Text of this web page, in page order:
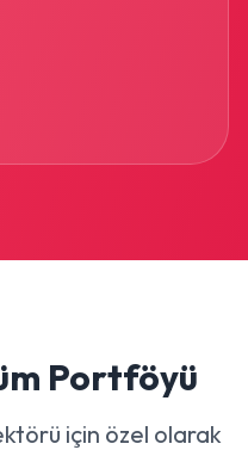
Portföyü
için özel olarak